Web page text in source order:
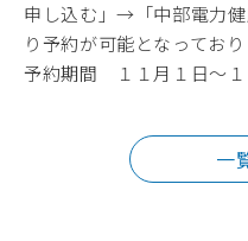
申し込む」→「中部電力
り予約が可能となっており
予約期間 １１月１日～１
一